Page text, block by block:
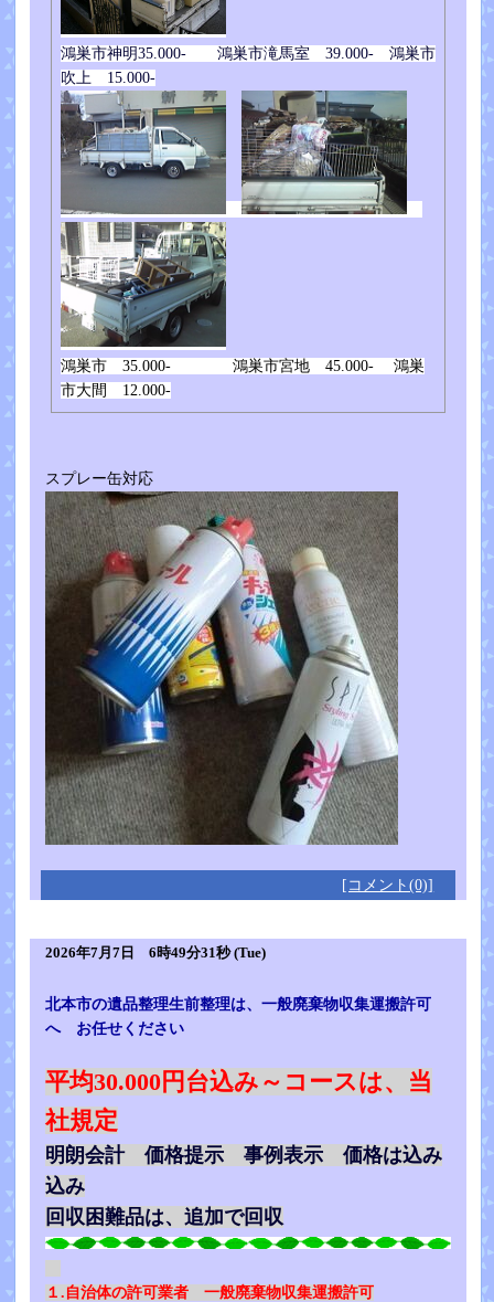
鴻巣市神明35.000- 鴻巣市滝馬室 39.000- 鴻巣市
吹上 15.000-
鴻巣市 35.000- 鴻巣市宮地 45.000- 鴻巣
市大間 12.000-
スプレー缶対応
[コメント(0)]
2026年7月7日 6時49分31秒 (Tue)
北本市の遺品整理生前整理は、一般廃棄物収集運搬許可
へ お任せください
平均30.000円台込み～コースは、当
社規定
明朗会計 価格提示 事例表示 価格は込み
込み
回収困難品は、追加で回収
１.自治体の許可業者 一般廃棄物収集運搬許可